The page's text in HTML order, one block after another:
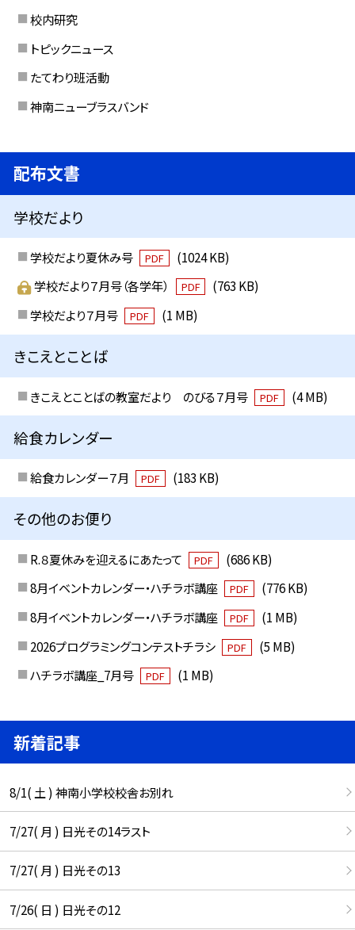
校内研究
トピックニュース
たてわり班活動
神南ニューブラスバンド
配布文書
学校だより
学校だより夏休み号 PDF
(1024 KB)
学校だより７月号（各学年）
PDF
(763 KB)
学校だより７月号
PDF (1 MB)
きこえとことば
きこえとことばの教室だより のびる７月号 PDF (4 MB)
給食カレンダー
給食カレンダー７月 PDF (183 KB)
その他のお便り
R.８夏休みを迎えるにあたって PDF
(686 KB)
8月イベントカレンダー・ハチラボ講座
PDF
(776 KB)
8月イベントカレンダー・ハチラボ講座
PDF
(1 MB)
2026プログラミングコンテストチラシ
PDF
(5 MB)
ハチラボ講座_7月号
PDF (1 MB)
新着記事
8/1( 土 ) 神南小学校校舎お別れ
7/27( 月 ) 日光その14ラスト
7/27( 月 ) 日光その13
7/26( 日 ) 日光その12